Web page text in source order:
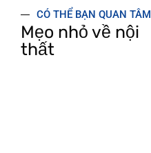
CÓ THỂ BẠN QUAN TÂM
Mẹo nhỏ về nội
thất